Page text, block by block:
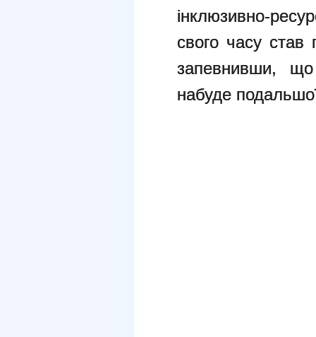
інклюзивно-
свого часу став
запевнивши, що
набуде